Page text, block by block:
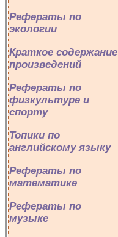
Рефераты по
экологии
Краткое содержание
произведений
Рефераты по
физкультуре и
спорту
Топики по
английскому языку
Рефераты по
математике
Рефераты по
музыке